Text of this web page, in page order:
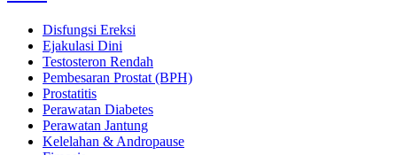
Disfungsi Ereksi
Ejakulasi Dini
Testosteron Rendah
Pembesaran Prostat (BPH)
Prostatitis
Perawatan Diabetes
Perawatan Jantung
Kelelahan & Andropause